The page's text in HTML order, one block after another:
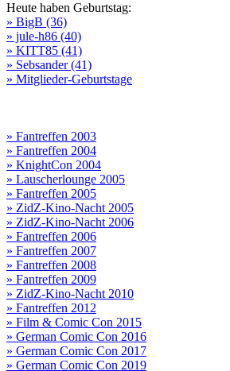
Heute haben Geburtstag:
» BigB (36)
» jule-h86 (40)
» KITT85 (41)
» Sebsander (41)
» Mitglieder-Geburtstage
» Fantreffen 2003
» Fantreffen 2004
» KnightCon 2004
» Lauscherlounge 2005
» Fantreffen 2005
» ZidZ-Kino-Nacht 2005
» ZidZ-Kino-Nacht 2006
» Fantreffen 2006
» Fantreffen 2007
» Fantreffen 2008
» Fantreffen 2009
» ZidZ-Kino-Nacht 2010
» Fantreffen 2012
» Film & Comic Con 2015
» German Comic Con 2016
» German Comic Con 2017
» German Comic Con 2019